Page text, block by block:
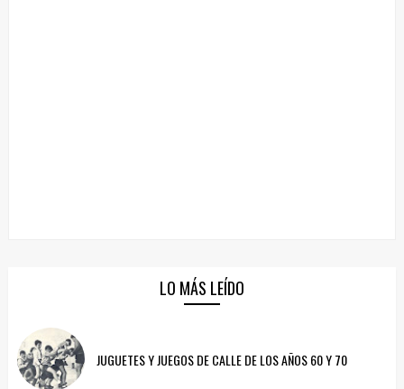
LO MÁS LEÍDO
JUGUETES Y JUEGOS DE CALLE DE LOS AÑOS 60 Y 70